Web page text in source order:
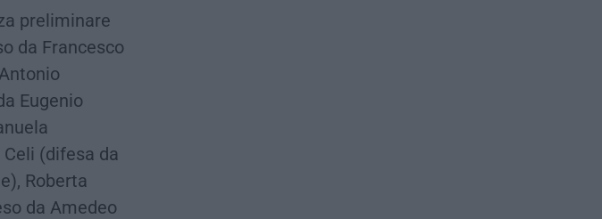
preliminare
da Francesco
Eugenio
(difesa da
Roberta
da Amedeo